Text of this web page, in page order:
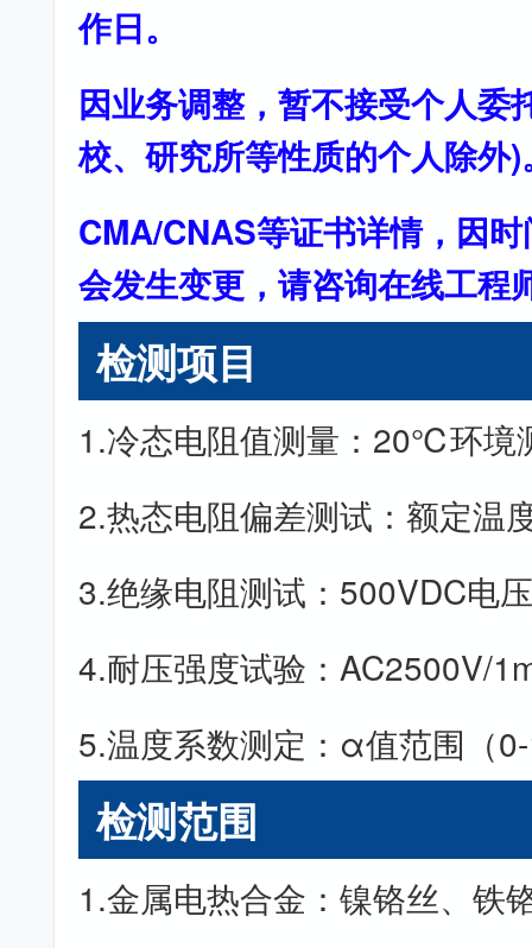
作日。
因业务调整，暂不接受个人委
校、研究所等性质的个人除外)
CMA/CNAS等证书详情，因
会发生变更，请咨询在线工程
检测项目
1.冷态电阻值测量：20℃环境
2.热态电阻偏差测试：额定温
3.绝缘电阻测试：500VDC电
4.耐压强度试验：AC2500V/
5.温度系数测定：α值范围（
检测范围
1.金属电热合金：镍铬丝、铁